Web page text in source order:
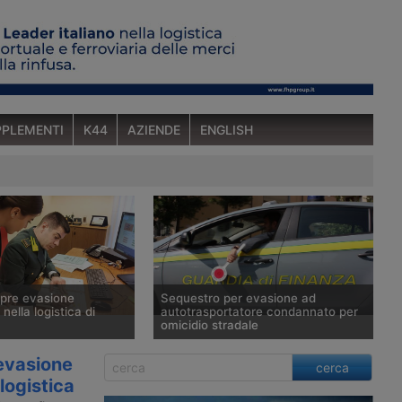
K44 AZIENDE ENGLISH
evasione
logistica di
Finanza di Sondrio ha
pagamenti di
per 200mila
Sequestro per evasione ad
autotrasportatore condannato per
omicidio stradale
La Guardia di Finanza ha sequestrato
87mila euro per evasione fiscale ed
cerca